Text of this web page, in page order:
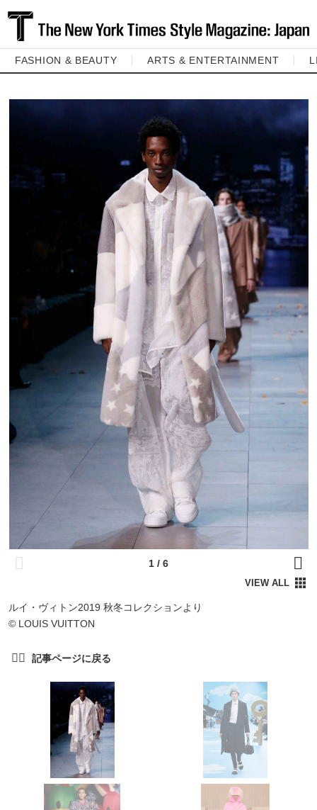
FASHION & BEAUTY ARTS & ENTERTAINMENT
ルイ・ヴィトン2019 秋冬コレクションより
©️ LOUIS VUITTON